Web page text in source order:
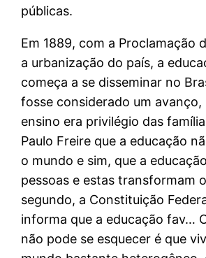
públicas.
Em 1889, com a Proclamação
a urbanização do país, a
começa a se disseminar no
fosse considerado um avanço,
ensino era privilégio das
Paulo Freire que a educação
o mundo e sim, que a
pessoas e estas transformam
segundo, a Constituição
informa que a educação fav…
não pode se esquecer é que